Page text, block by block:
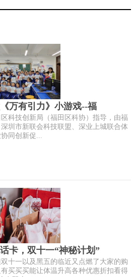
万有引力》小游戏--福
科技创新局（福田区科协）指导，由福
圳市新联会科技联盟、深业上城联合体
同创新促...
卡，双十一“神秘计划”
十一以及黑五的临近又点燃了大家的购
买买买能让体温升高各种优惠折扣看得